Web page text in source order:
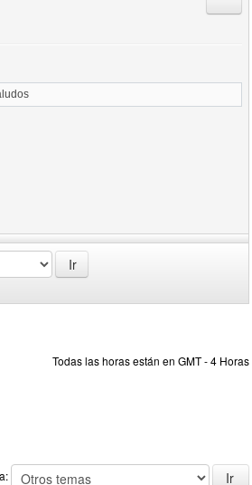
Todas las horas están en GMT - 4 Horas